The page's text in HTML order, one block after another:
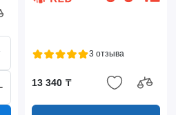
3 отзыва
13 340 ₸